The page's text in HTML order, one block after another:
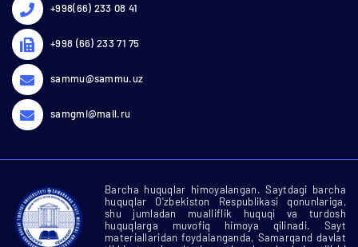
+998(66) 233 08 41
+998 (66) 233 71 75
sammu@sammu.uz
samgmi@mail.ru
Barcha huquqlar himoyalangan. Saytdagi barcha
huquqlar O'zbekiston Respublikasi qonunlariga,
shu jumladan mualliflik huquqi va turdosh
huquqlarga muvofiq himoya qilinadi. Sayt
materiallaridan foydalanganda, Samarqand davlat